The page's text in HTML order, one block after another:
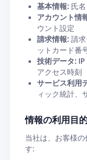
基本情報: 氏
アカウント情
ウント設定
請求情報:請
ットカード番
技術データ:
アクセス時刻
サービス利用
ィック統計、
情報の利用目
当社は、お客様
す: